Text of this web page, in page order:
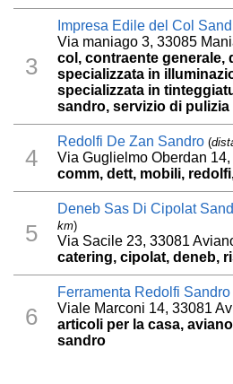
3
Impresa Edile del Col
Via maniago 3, 33085
col, contraente generale,
specializzata in
specializzata in
sandro, servizio di
4
Redolfi De Zan Sandro (
Via Guglielmo Oberdan
comm, dett, mobili,
5
Deneb Sas Di Cipolat
km)
Via Sacile 23, 33081
catering, cipolat, deneb,
6
Ferramenta Redolfi Sandro
Viale Marconi 14, 33081
articoli per la casa,
sandro